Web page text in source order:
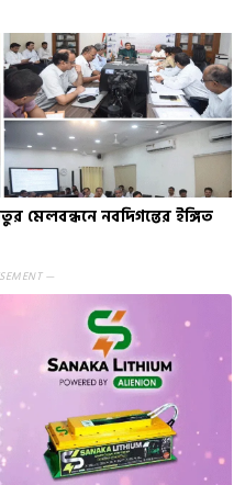
মেলবন্ধনে নবদিগন্তের ইঙ্গিত
—